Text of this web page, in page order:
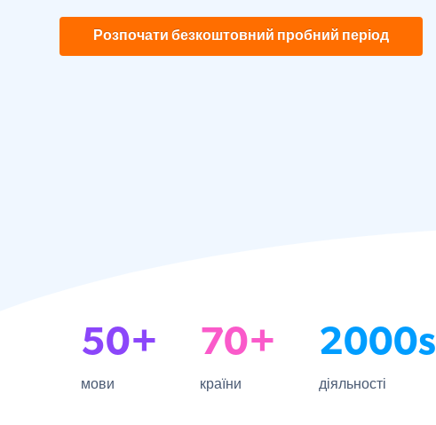
Розпочати безкоштовний пробний період
50+
мови
70+
країни
2000s
діяльності